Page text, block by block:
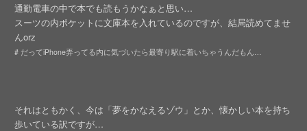
通勤電車の中で本でも読もうかなぁと思い…
スーツの内ポケットに文庫本を入れているのですが、結局読めてませ
んorz
# だってiPhone弄ってる内に気づいたら最寄り駅に着いちゃうんだもん…
それはともかく、今は「夢をかなえるゾウ」とか、懐かしい本を持ち
歩いている訳ですが…